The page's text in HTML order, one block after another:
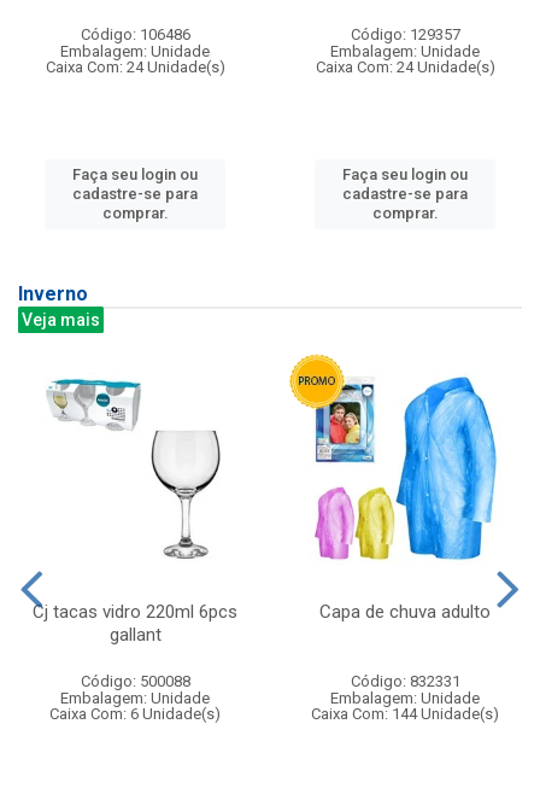
Código: 106486
Embalagem: Unidade
Caixa Com: 24 Unidade(s)
Faça seu login ou
cadastre-se para
comprar.
Código: 129357
Embalagem: Unidade
Caixa Com: 24 Unidade(s)
Faça seu login ou
cadastre-se para
comprar.
Inverno
Veja mais
Cj tacas vidro 220ml 6pcs
gallant
Código: 500088
Embalagem: Unidade
Caixa Com: 6 Unidade(s)
Capa de chuva adulto
Código: 832331
Embalagem: Unidade
Caixa Com: 144 Unidade(s)